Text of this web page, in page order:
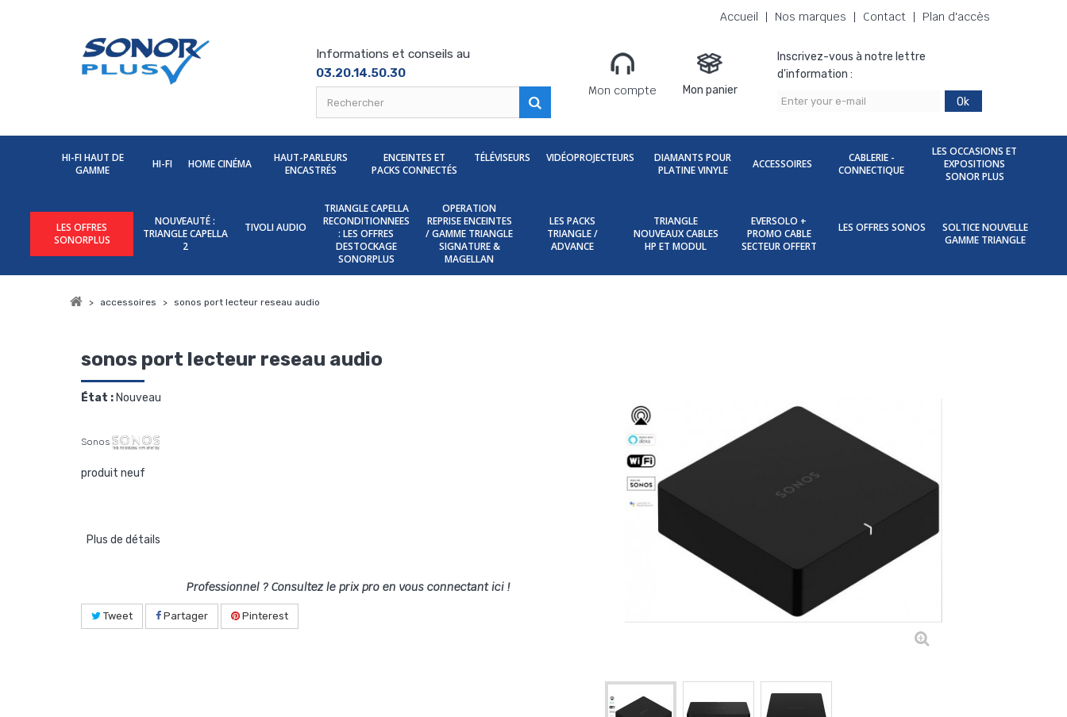
Accueil Nos marques Contact Plan d'accès
Informations et conseils au
03.20.14.50.30
Mon compte
Mon panier
Inscrivez-vous à notre lettre
d'information :
Ok
HI-FI HAUT DE
GAMME
HI-FI HOME CINÉMA
HAUT-PARLEURS
ENCASTRÉS
ENCEINTES ET
PACKS CONNECTÉS
TÉLÉVISEURS VIDÉOPROJECTEURS
DIAMANTS POUR
PLATINE VINYLE
ACCESSOIRES
CABLERIE -
CONNECTIQUE
LES OCCASIONS ET
EXPOSITIONS
SONOR PLUS
LES OFFRES
SONORPLUS
NOUVEAUTÉ :
TRIANGLE CAPELLA
2
TIVOLI AUDIO
TRIANGLE CAPELLA
RECONDITIONNEES
: LES OFFRES
DESTOCKAGE
SONORPLUS
OPERATION
REPRISE ENCEINTES
/ GAMME TRIANGLE
SIGNATURE &
MAGELLAN
LES PACKS
TRIANGLE /
ADVANCE
TRIANGLE
NOUVEAUX CABLES
HP ET MODUL
EVERSOLO +
PROMO CABLE
SECTEUR OFFERT
LES OFFRES SONOS
SOLTICE NOUVELLE
GAMME TRIANGLE
> accessoires > sonos port lecteur reseau audio
sonos port lecteur reseau audio
État : Nouveau
Sonos
produit neuf
Plus de détails
Professionnel ? Consultez le prix pro en vous connectant ici !
Tweet Partager Pinterest